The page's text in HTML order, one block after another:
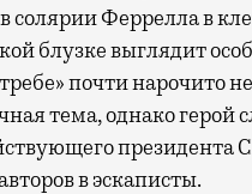
солярии Феррелла в
блузке выглядит
почти нарочито
тема, однако герой
президента
в эскаписты.